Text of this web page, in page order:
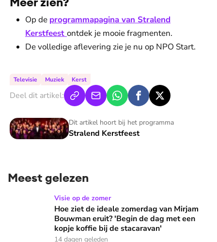
Op de programmapagina van Stralend
Kerstfeest ontdek je mooie fragmenten.
De volledige aflevering zie je nu op NPO Start.
Televisie Muziek Kerst
Deel dit artikel:
Dit artikel hoort bij het programma
Stralend Kerstfeest
Stralend Kerstfeest
Meest gelezen
Hoe ziet de ideale zomerdag van Mirjam Bouwman eruit?
Visie op de zomer
Hoe ziet de ideale zomerdag van Mirjam
Bouwman eruit? 'Begin de dag met een
kopje koffie bij de stacaravan'
14 dagen geleden